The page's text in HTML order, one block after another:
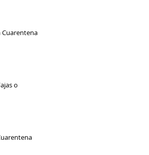
Cuarentena
o